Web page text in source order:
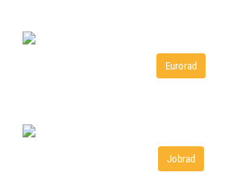
Eurorad
Jobrad